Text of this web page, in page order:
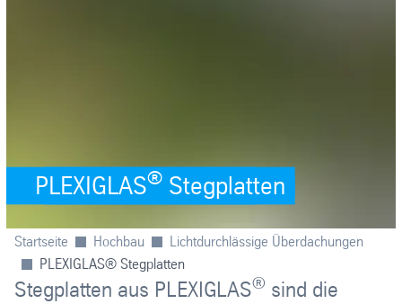
PLEXIGLAS® Stegplatten
Startseite Hochbau
Lichtdurchlässige Überdachungen
PLEXIGLAS® Stegplatten
Stegplatten aus PLEXIGLAS® sind die